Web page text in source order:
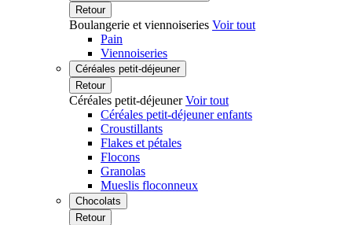
Retour
Boulangerie et viennoiseries Voir tout
Pain
Viennoiseries
Céréales petit-déjeuner
Retour
Céréales petit-déjeunerVoir tout
Céréales petit-déjeuner enfants
Croustillants
Flakes et pétales
Flocons
Granolas
Mueslis floconneux
Chocolats
Retour